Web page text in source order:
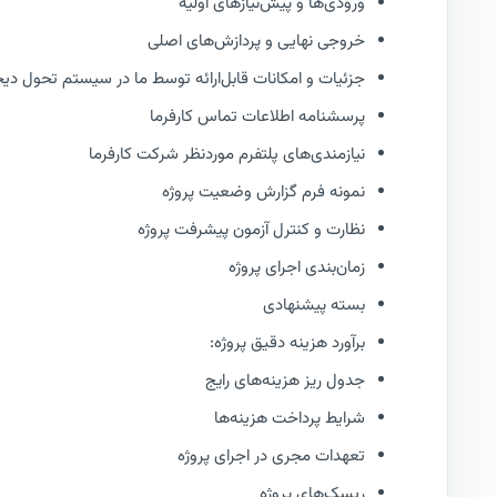
خروجی نهایی و پردازش‌های اصلی
جزئیات و امکانات قابل‌ارائه توسط ما در سیستم تحول
پرسشنامه اطلاعات تماس کارفرما
نیازمندی‌های پلتفرم موردنظر شرکت کارفرما
نمونه فرم گزارش وضعیت پروژه
نظارت و کنترل آزمون پیشرفت پروژه
زمان‌بندی اجرای پروژه
بسته پیشنهادی
برآورد هزینه دقیق پروژه:
جدول ریز هزینه‌های رایج
شرایط پرداخت هزینه‌ها
تعهدات مجری در اجرای پروژه